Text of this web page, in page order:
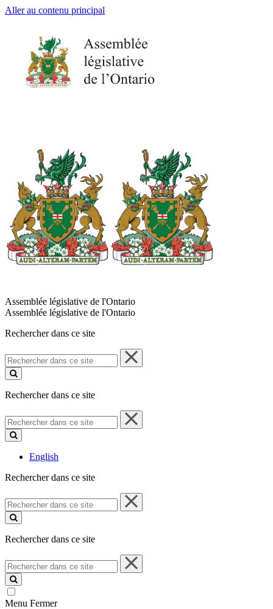
Aller au contenu principal
Assemblée législative de l'Ontario
Assemblée législative de l'Ontario
Rechercher dans ce site
Rechercher
dans
ce
Rechercher dans ce site
Rechercher
dans
ce
English
Rechercher dans ce site
Rechercher
dans
ce
Rechercher dans ce site
Rechercher
dans
ce
site
Menu Fermer